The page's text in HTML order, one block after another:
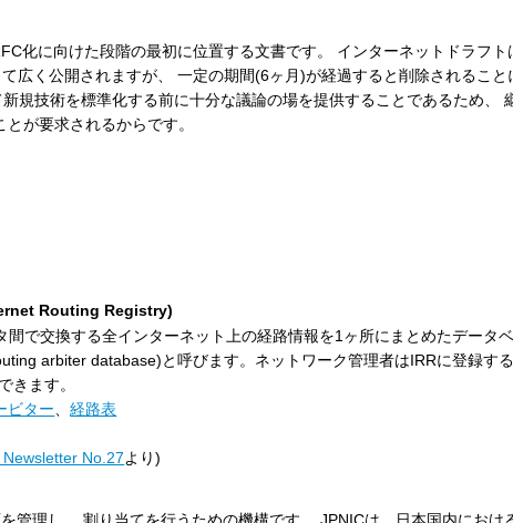
化に向けた段階の最初に位置する文書です。 インターネットドラフ
広く公開されますが、 一定の期間(6ヶ月)が経過すると削除されること
規技術を標準化する前に十分な議論の場を提供することであるため、
が要求されるからです。
Routing Registry)
で交換する全インターネット上の経路情報を1ヶ所にまとめたデータ
arbiter database)と呼びます。ネットワーク管理者はIRRに登録す
きます。
ビター 、経路表
Newsletter No.27より)